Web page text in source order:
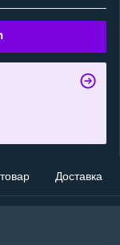
Доставка